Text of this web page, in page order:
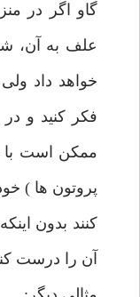
گاو اگر در
علف به آن،
خواهد داد
فکر کنید و در
ممکن است با
پروتون ها )
کنند بدون
آن را درست